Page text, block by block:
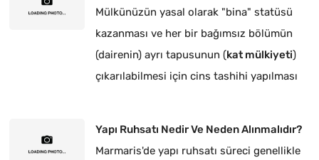
Mülkünüzün yasal olarak "bina" statüsü
kazanması ve her bir bağımsız bölümün
(dairenin) ayrı tapusunun (kat mülkiyeti)
çıkarılabilmesi için cins tashihi yapılması
Yapı Ruhsatı Nedir Ve Neden Alınmalıdır?
Marmaris'de yapı ruhsatı süreci genellikle